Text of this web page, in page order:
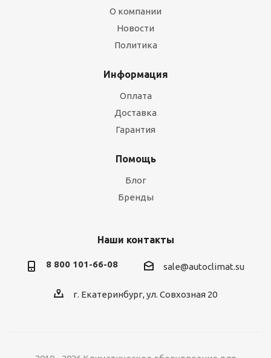
О компании
Новости
Политика
Информация
Оплата
Доставка
Гарантия
Помощь
Блог
Бренды
Наши контакты
8 800 101-66-08 sale@autoclimat.su
г. Екатеринбург, ул. Совхозная 20